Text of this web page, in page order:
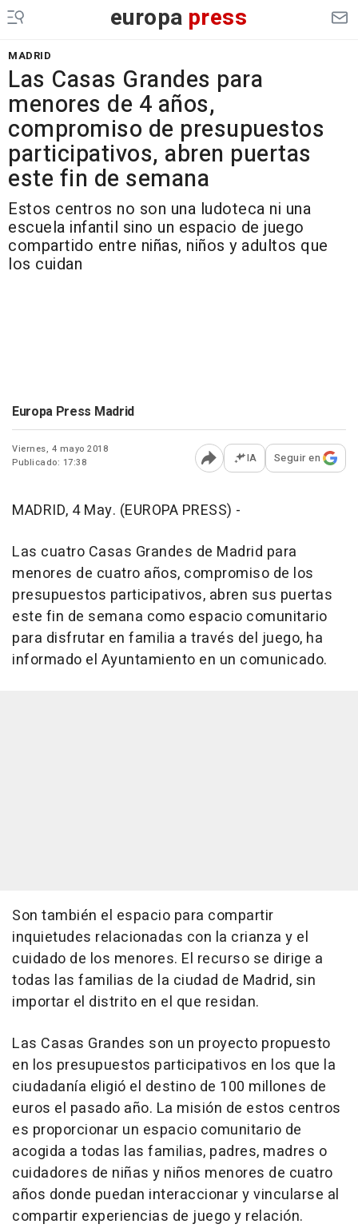
europa press
MADRID
Las Casas Grandes para
menores de 4 años,
compromiso de presupuestos
participativos, abren puertas
este fin de semana
Estos centros no son una ludoteca ni una
escuela infantil sino un espacio de juego
compartido entre niñas, niños y adultos que
los cuidan
Europa Press Madrid
Viernes, 4 mayo 2018
Publicado: 17:38
Abrir opciones para
IA Seguir en
MADRID, 4 May. (EUROPA PRESS) -
Las cuatro Casas Grandes de Madrid para
menores de cuatro años, compromiso de los
presupuestos participativos, abren sus puertas
este fin de semana como espacio comunitario
para disfrutar en familia a través del juego, ha
informado el Ayuntamiento en un comunicado.
Son también el espacio para compartir
inquietudes relacionadas con la crianza y el
cuidado de los menores. El recurso se dirige a
todas las familias de la ciudad de Madrid, sin
importar el distrito en el que residan.
Las Casas Grandes son un proyecto propuesto
en los presupuestos participativos en los que la
ciudadanía eligió el destino de 100 millones de
euros el pasado año. La misión de estos centros
es proporcionar un espacio comunitario de
acogida a todas las familias, padres, madres o
cuidadores de niñas y niños menores de cuatro
años donde puedan interaccionar y vincularse al
compartir experiencias de juego y relación.